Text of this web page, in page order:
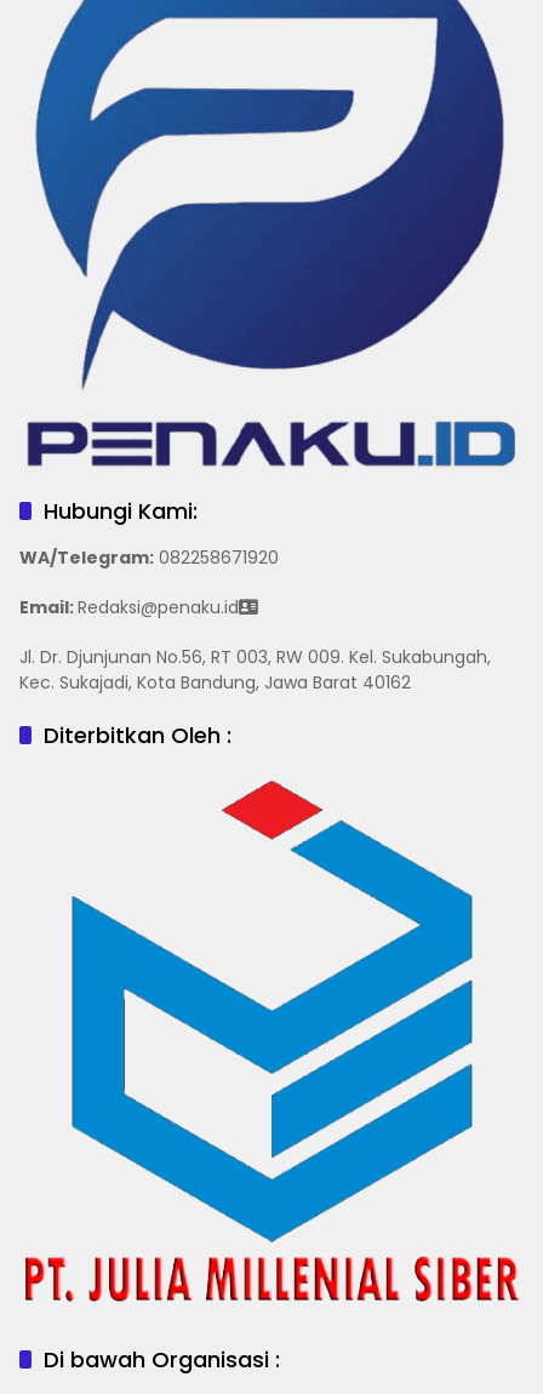
Hubungi Kami:
WA/Telegram: 082258671920
Email:Redaksi@penaku.id
Jl. Dr. Djunjunan No.56, RT 003, RW 009. Kel. Sukabungah,
Kec. Sukajadi, Kota Bandung, Jawa Barat 40162
Diterbitkan Oleh :
Di bawah Organisasi :